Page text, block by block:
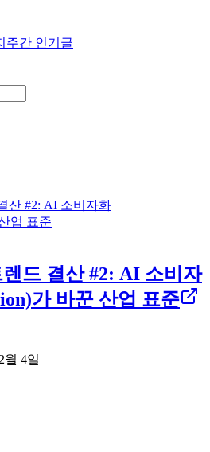
주간 인기글
드 결산 #2: AI 소비자
가 바꾼 산업 표준
월 4일